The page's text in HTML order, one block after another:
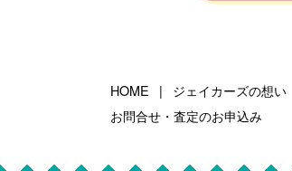
HOME ジェイカーズの想い
お問合せ・査定のお申込み